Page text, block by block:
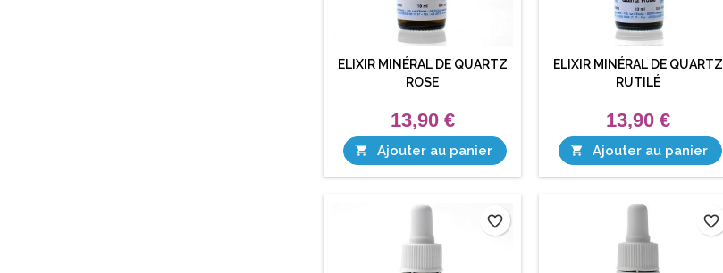
ELIXIR MINÉRAL DE QUARTZ
ROSE
13,90 €
 Ajouter au panier
ELIXIR MINÉRAL DE QUARTZ
RUTILÉ
13,90 €
 Ajouter au panier
favorite_border favorite_border